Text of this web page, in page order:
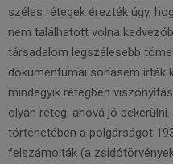
széles rétegek érezték úgy,
nem találhatott volna
társadalom legszélesebb
dokumentumai sohasem írták
mindegyik rétegben
olyan réteg, ahová jó
történetében a polgárságot
felszámolták (a